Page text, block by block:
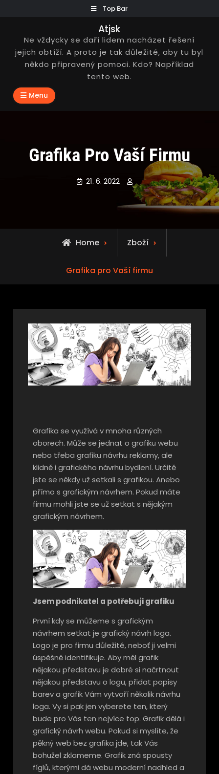
Top Bar
Atjsk
Ne vždycky se daří lidem nacházet řešení
jejich obtíží. A proto je tak důležité, aby tu byl
někdo připravený pomoci. Kdo? Například
tento web.
Menu
Grafika Pro Vaší Firmu
21. 6. 2022
Home Zboží
Grafika pro Vaší firmu
Grafika se využívá v mnoha různých
oborech. Může se jednat o grafiku webu
nebo třeba grafiku návrhu reklamy, ale
klidně i grafického návrhu bydlení. Určitě
jste se někdy už setkali s grafikou. Anebo
přímo s grafickým návrhem. Pokud máte
firmu mohli jste se už setkat s nějakým
grafickým návrhem.
Jsem podnikatel a potřebuji grafiku
První kdy se můžeme s grafickým
návrhem setkat je grafický návrh loga.
Logo je pro firmu důležité, neboť ji velmi
úspěšně identifikuje. Aby měl grafik
nějakou představu je dobré si načrtnout
nějakou představu o logu, přidat popisy
barev a grafik Vám vytvoří několik návrhu
loga. Vy si pak jen vyberete ten, který
bude pro Vás ten nejvíce top. Grafik dělá i
grafický návrh webu. Pokud si myslíte, že
pěkný web bez grafika jde, tak Vás
bohužel zklameme. Grafik zná spousty
fíglů, kterými dá webu moderní nadhled a